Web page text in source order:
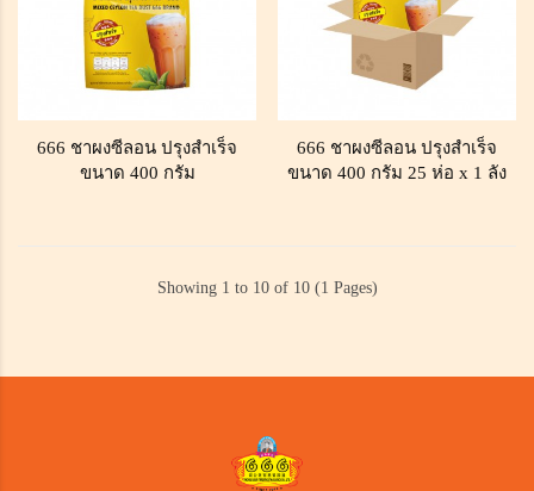
666 ชาผงซีลอน ปรุงสำเร็จ
ขนาด 400 กรัม
666 ชาผงซีลอน ปรุงสำเร็จ
ขนาด 400 กรัม 25 ห่อ x 1 ลัง
Showing 1 to 10 of 10 (1 Pages)